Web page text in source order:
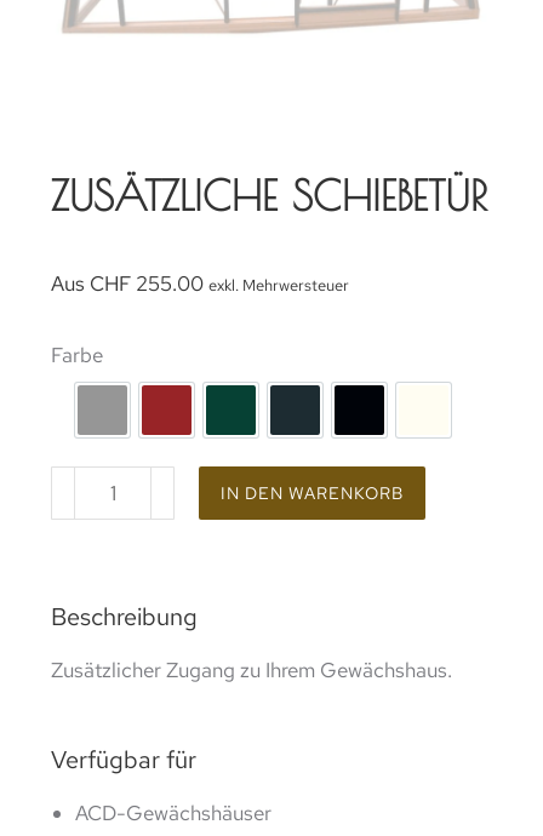
ZUSÄTZLICHE SCHIEBETÜR
Aus CHF 255.00 exkl. Mehrwersteuer
Farbe
IN DEN WARENKORB
Beschreibung
Zusätzlicher Zugang zu Ihrem Gewächshaus.
Verfügbar für
ACD-Gewächshäuser